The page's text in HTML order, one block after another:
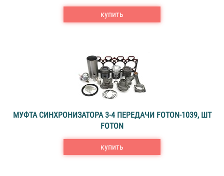
купить
МУФТА СИНХРОНИЗАТОРА 3-4 ПЕРЕДАЧИ FOTON-1039, ШТ
FOTON
купить